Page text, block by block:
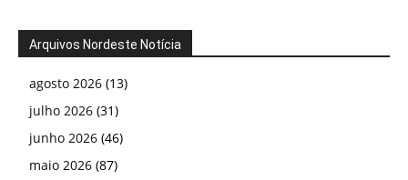
Arquivos Nordeste Notícia
agosto 2026 (13)
julho 2026 (31)
junho 2026 (46)
maio 2026 (87)